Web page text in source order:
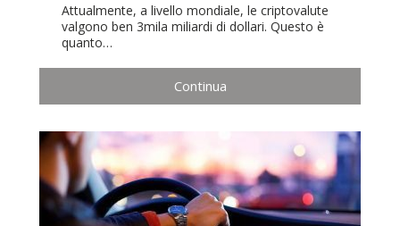
Attualmente, a livello mondiale, le criptovalute
valgono ben 3mila miliardi di dollari. Questo è
quanto…
Continua